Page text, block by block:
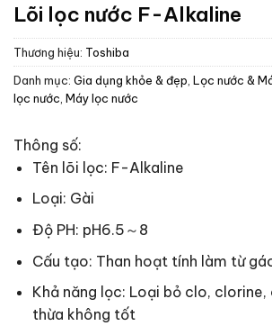
Lõi lọc nước F-Alkaline
Thương hiệu: Toshiba
Danh mục: Gia dụng khỏe & đẹp Lọc nước &
lọc nước Máy lọc nước
Thông số:
Tên lõi lọc: F-Alkaline
Loại: Gài
Độ PH: pH6.5～8
Cấu tạo: Than hoạt tính làm từ
Khả năng lọc: Loại bỏ clo, clorine,
thừa không tốt